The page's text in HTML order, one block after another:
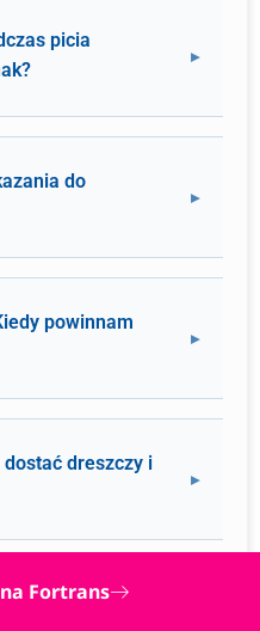
picia
do
powinnam
dreszczy i
czczo?
Fortrans